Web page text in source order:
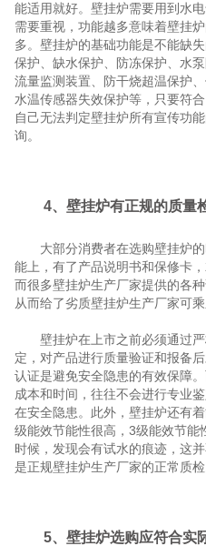
能适用就好。壁挂炉需要用到水
需要重视，功能越多意味着壁挂
多。壁挂炉的基础功能是不能缺
保护、缺水保护、防冻保护、水
流量监测装置、防干烧超温保护
水温传感器失效保护等，只要符
自己无法判定壁挂炉所有宣传功
询。
4、壁挂炉有正规的质量
大部分消费者在选购壁挂炉的
能上，有了产品说明书和保修卡
而很多壁挂炉生产厂家提供的各
从而给了劣质壁挂炉生产厂家可乘
壁挂炉在上市之前必须通过严
定，对产品进行质量验证和报备
认证是避免安全隐患的有效保障
成本和时间，往往不会进行专业
在安全隐患。此外，壁挂炉还有
级能效节能性很高，3级能效节能
时候，发现会有试水的痕迹，这
是正规壁挂炉生产厂家的正常质检
5、壁挂炉选购应符合实